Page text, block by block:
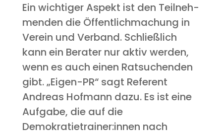
Ein wich­ti­ger Aspekt ist den Teil­neh­
men­den die Öffent­lich­ma­chung in
Ver­ein und Ver­band. Schließ­lich
kann ein Bera­ter nur aktiv wer­den,
wenn es auch einen Rat­su­chen­den
gibt. „Eigen-PR“ sagt Refe­rent
Andre­as Hof­mann dazu. Es ist eine
Auf­ga­be, die auf die
Demokratietrainer:innen nach